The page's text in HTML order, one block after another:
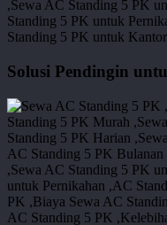
Solusi Pendingin